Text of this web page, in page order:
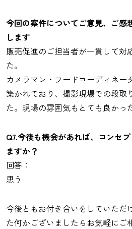
今回の案件についてご意見、ご感
します
販売促進のご担当者が一貫して対
た。
カメラマン・フードコーディネー
築かれており、撮影現場での段取
た。現場の雰囲気もとても良かっ
Q7.今後も機会があれば、コンセ
ますか？
回答：
思う
今後ともお付き合いをしていただ
た何かございましたらお気軽にご